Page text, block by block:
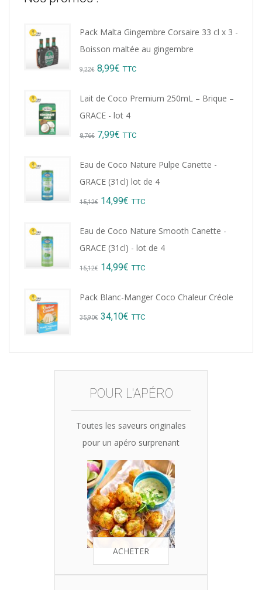
Pack Malta Gingembre Corsaire 33 cl x 3 -
Boisson maltée au gingembre
9,22€ Original
8,99€ Current
TTC
Lait de Coco Premium 250mL – Brique –
GRACE - lot 4
8,76€ Original
7,99€ Current
TTC
Eau de Coco Nature Pulpe Canette -
GRACE (31cl) lot de 4
15,12€ Original
14,99€ Current
TTC
Eau de Coco Nature Smooth Canette -
GRACE (31cl) - lot de 4
15,12€ Original
14,99€ Current
TTC
Pack Blanc-Manger Coco Chaleur Créole
35,90€ Original
was:
35,90€.
34,10€ Current
is:
34,10€.
TTC
POUR L'APÉRO
Toutes les saveurs originales
pour un apéro surprenant
ACHETER